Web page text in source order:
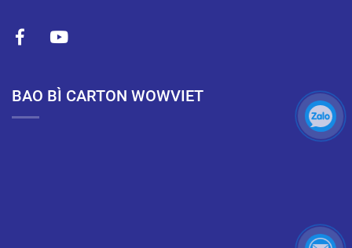
BAO BÌ CARTON WOWVIET